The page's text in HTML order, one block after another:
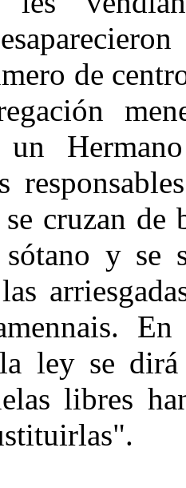
de
un
cruzan de
y se
ley se
libres